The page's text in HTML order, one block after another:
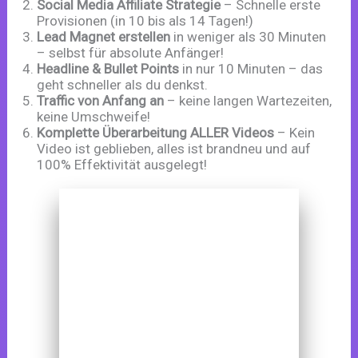
Social Media Affiliate Strategie– Schnelle erste
Provisionen (in 10 bis als 14 Tagen!)
Lead Magnet erstellen in weniger als 30 Minuten
– selbst für absolute Anfänger!
Headline & Bullet Points in nur 10 Minuten – das
geht schneller als du denkst.
Traffic von Anfang an – keine langen Wartezeiten,
keine Umschweife!
Komplette Überarbeitung ALLER Videos – Kein
Video ist geblieben, alles ist brandneu und auf
100% Effektivität ausgelegt!